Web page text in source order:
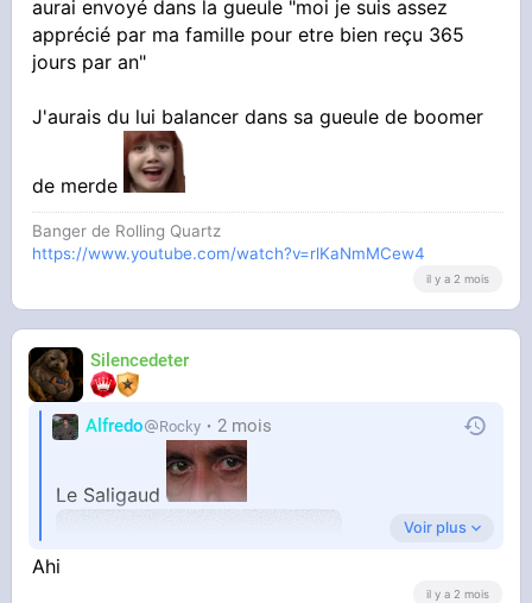
aurai envoyé dans la gueule "moi je suis assez
apprécié par ma famille pour etre bien reçu 365
jours par an"
J'aurais du lui balancer dans sa gueule de boomer
de merde
Banger de Rolling Quartz
https://www.youtube.com/watch?v=rlKaNmMCew4
il y a 2 mois
Silencedeter
Alfredo Rocky 2 mois
Le Saligaud
Voir plus
Ahi
il y a 2 mois